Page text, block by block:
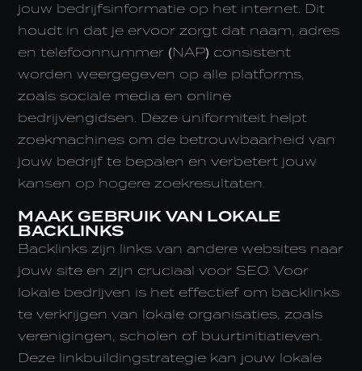
jouw bedrijfsinformatie op het internet. Dit
houdt in dat je ervoor zorgt dat naam, adres
en telefoonnummer (NAP) consistent
worden weergegeven op alle platforms,
zoals sociale media en online
bedrijvengidsen. Deze uniformiteit helpt
zoekmachines om de betrouwbaarheid van
jouw bedrijf te bepalen en verbetert jouw
kansen op hogere zoekresultaten.
MAAK GEBRUIK VAN LOKALE
BACKLINKS
Backlinks zijn links van andere websites naar
jouw site en zijn cruciaal voor SEO. Voor
lokale bedrijven is het effectief om backlinks
te verkrijgen van lokale organisaties, zoals
verenigingen, scholen of buurtinitiatieven.
Deze linkbuildingstrategie kan jouw lokale